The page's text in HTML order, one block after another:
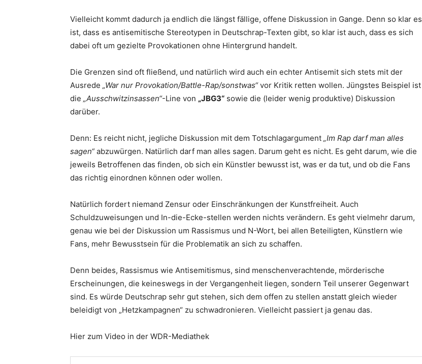
Vielleicht kommt dadurch ja endlich die längst fällige, offene Diskussion in Gange. Denn so klar es
ist, dass es antisemitische Stereotypen in Deutschrap-Texten gibt, so klar ist auch, dass es sich
dabei oft um gezielte Provokationen ohne Hintergrund handelt.
Die Grenzen sind oft fließend, und natürlich wird auch ein echter Antisemit sich stets mit der
Ausrede „War nur Provokation/Battle-Rap/sonstwas“vor Kritik retten wollen. Jüngstes Beispiel ist
die „Ausschwitzinsassen“-Line von „JBG3“ sowie die (leider wenig produktive) Diskussion
darüber.
Denn: Es reicht nicht, jegliche Diskussion mit dem Totschlagargument „Im Rap darf man alles
sagen“abzuwürgen. Natürlich darf man alles sagen. Darum geht es nicht. Es geht darum, wie die
jeweils Betroffenen das finden, ob sich ein Künstler bewusst ist, was er da tut, und ob die Fans
das richtig einordnen können oder wollen.
Natürlich fordert niemand Zensur oder Einschränkungen der Kunstfreiheit. Auch
Schuldzuweisungen und In-die-Ecke-stellen werden nichts verändern. Es geht vielmehr darum,
genau wie bei der Diskussion um Rassismus und N-Wort, bei allen Beteiligten, Künstlern wie
Fans, mehr Bewusstsein für die Problematik an sich zu schaffen.
Denn beides, Rassismus wie Antisemitismus, sind menschenverachtende, mörderische
Erscheinungen, die keineswegs in der Vergangenheit liegen, sondern Teil unserer Gegenwart
sind. Es würde Deutschrap sehr gut stehen, sich dem offen zu stellen anstatt gleich wieder
beleidigt von „Hetzkampagnen“ zu schwadronieren. Vielleicht passiert ja genau das.
Hier zum Video in der WDR-Mediathek